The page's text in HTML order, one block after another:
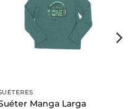
lista de
deseos
Manga Larga